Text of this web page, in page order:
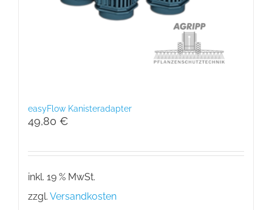
easyFlow Kanisteradapter
49,80 €
inkl. 19 % MwSt.
zzgl. Versandkosten